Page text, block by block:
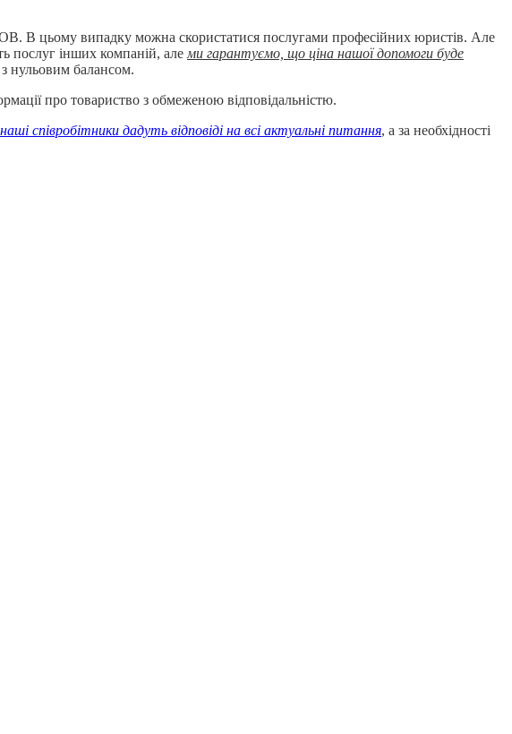
В цьому випадку можна скористатися послугами професійних юристів. Але
послуг інших компаній, але ми гарантуємо, що ціна нашої допомоги буде
нульовим балансом.
про товариство з обмеженою відповідальністю.
наші співробітники дадуть відповіді на всі актуальні питання, а за необхідності